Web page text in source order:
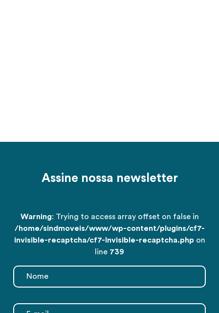
Assine nossa newsletter
Warning: Trying to access array offset on false in
/home/sindmoveis/www/wp-content/plugins/cf7-
invisible-recaptcha/cf7-Invisible-recaptcha.php on
line 739